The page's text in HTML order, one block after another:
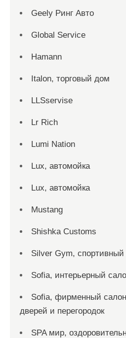
Geely Ринг Авто
Global Service
Hamann
Italon, торговый дом
LLSservise
Lr Rich
Lumi Nation
Lux, автомойка
Lux, автомойка
Mustang
Shishka Customs
Silver Gym, спортивный
Sofia, интерьерный
Sofia, фирменный
дверей и перегородок
SPA мир,